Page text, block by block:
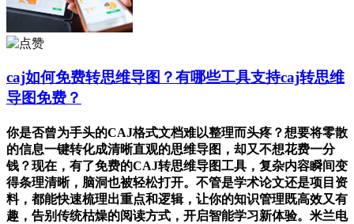
caj如何免费转思维导图？有哪些工具支持caj转思维
导图免费？
你是否曾为手头的CAJ格式文档难以整理而头疼？想要将零散
的信息一键转化成清晰直观的思维导图，却又不想花费一分
钱？现在，有了免费的CAJ转思维导图工具，复杂内容瞬间变
得条理清晰，脑洞也被轻松打开。不管是学术论文还是项目资
料，都能快速梳理出重点和逻辑，让你的知识管理既高效又有
趣，告别传统枯燥的阅读方式，开启智能学习新体验。米兰电